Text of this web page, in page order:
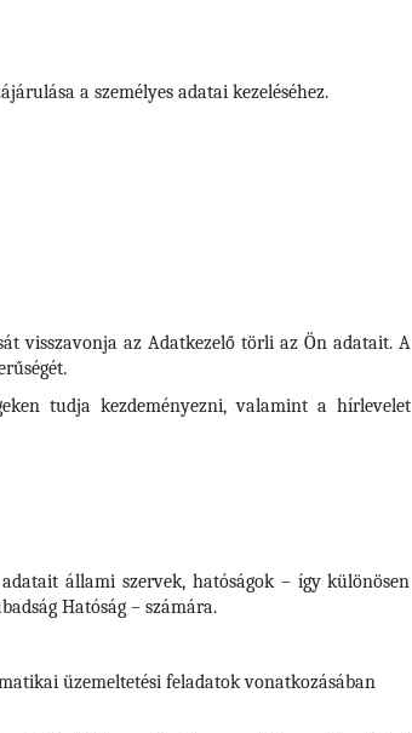
a személyes adatai kezeléséhez.
visszavonja az Adatkezelő törli az Ön adatait. A
tudja kezdeményezni, valamint a hírlevelet
állami szervek, hatóságok – így különösen
Hatóság – számára.
üzemeltetési feladatok vonatkozásában